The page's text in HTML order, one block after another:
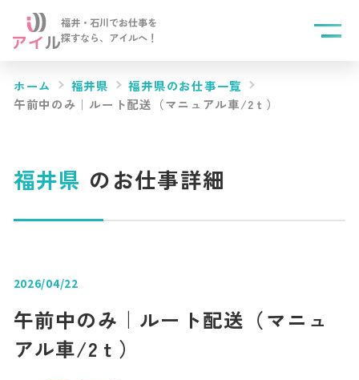
福井・石川でお仕事を
探すなら、 アイルへ！
ホーム 福井県
福井県のお仕事一覧
午前中のみ｜ルート配送（マニュアル車/2ｔ）
福井県 のお仕事詳細
2026/04/22
午前中のみ｜ルート配送（マニュ
アル車/2ｔ）